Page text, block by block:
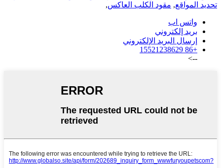
تحديد المواقع, مقود الكلب العاكس,
واتس اب
بريد إلكتروني
إرسال البريد الإلكتروني
+86 15521238629
-->